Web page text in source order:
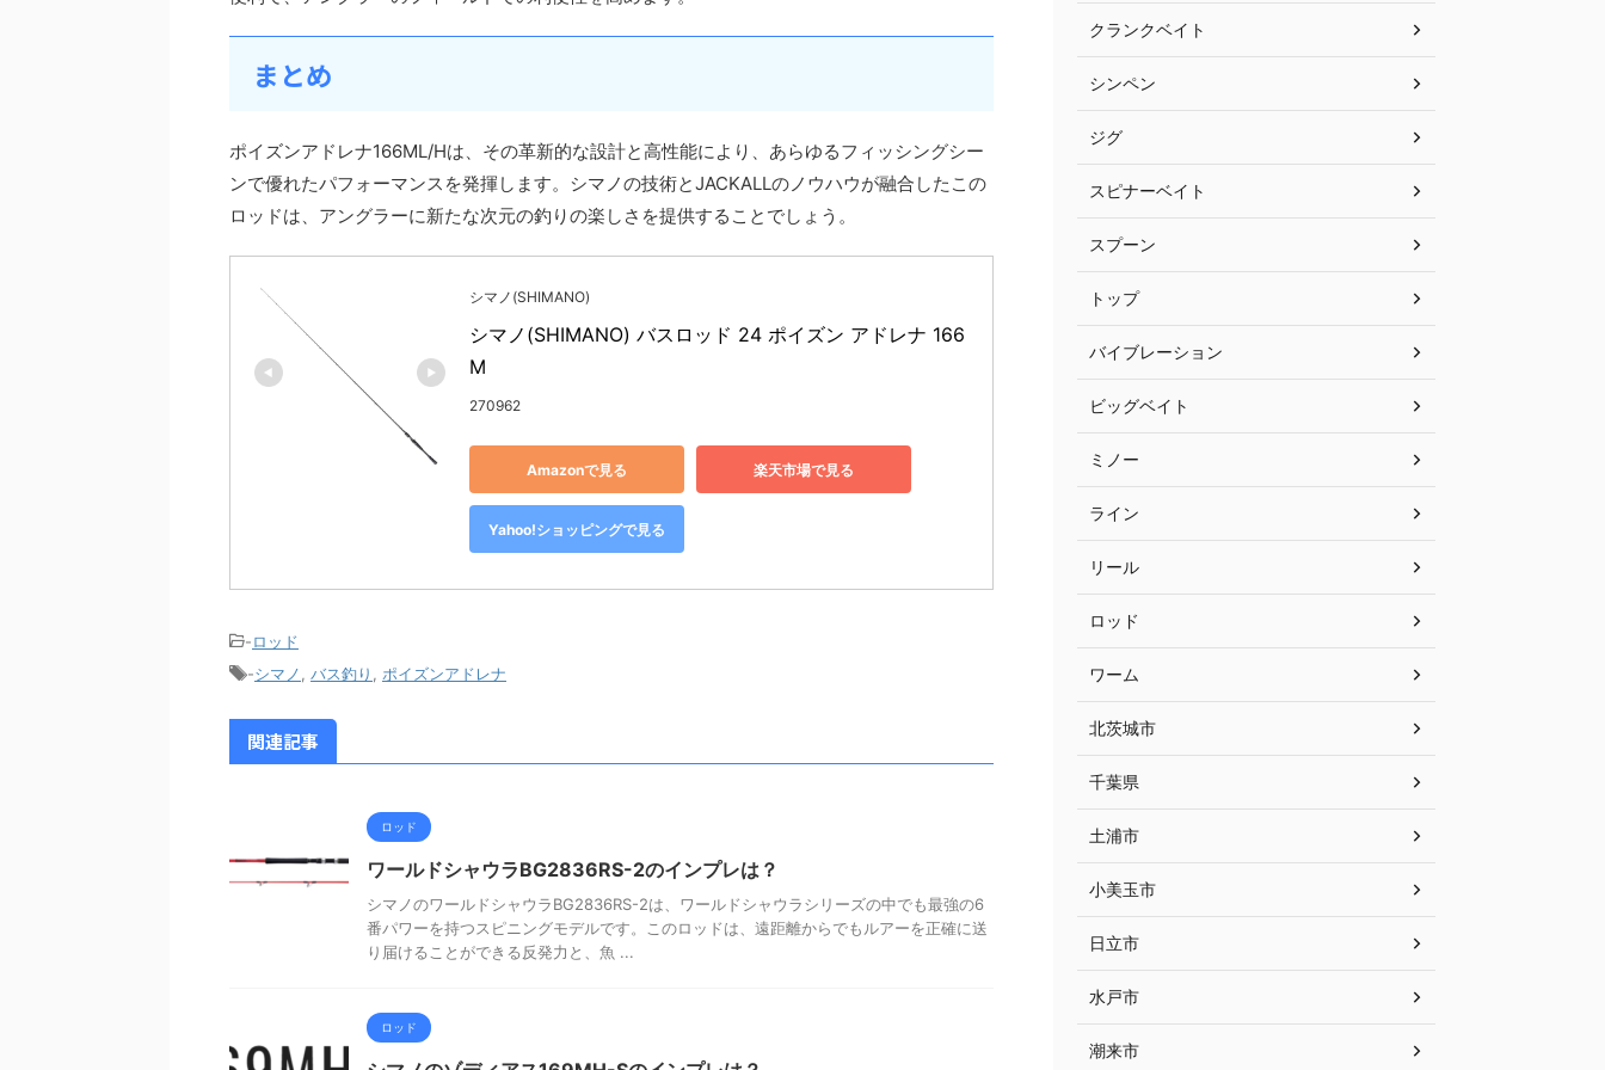
まとめ
ポイズンアドレナ166ML/Hは、その革新的な設計と高性能により、あらゆるフィッシングシー
ンで優れたパフォーマンスを発揮します。シマノの技術とJACKALLのノウハウが融合したこの
ロッドは、アングラーに新たな次元の釣りの楽しさを提供することでしょう。
シマノ(SHIMANO)
シマノ(SHIMANO) バスロッド 24 ポイズン アドレナ 166
M
270962
Amazonで見る 楽天市場で見る
Yahoo!ショッピングで見る
-ロッド
-シマノ, バス釣り , ポイズンアドレナ
関連記事
ロッド
ワールドシャウラBG2836RS-2のインプレは？
シマノのワールドシャウラBG2836RS-2は、ワールドシャウラシリーズの中でも最強の6
番パワーを持つスピニングモデルです。このロッドは、遠距離からでもルアーを正確に送
り届けることができる反発力と、魚 ...
ロッド
クランクベイト
シンペン
ジグ
スピナーベイト
スプーン
トップ
バイブレーション
ビッグベイト
ミノー
ライン
リール
ロッド
ワーム
北茨城市
千葉県
土浦市
小美玉市
日立市
水戸市
潮来市